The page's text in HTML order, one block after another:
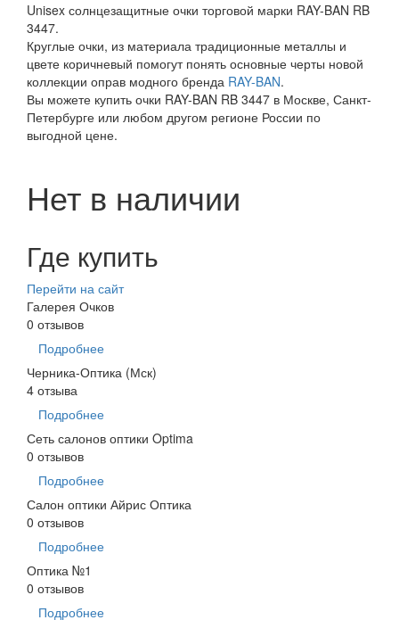
Unisex солнцезащитные очки торговой марки RAY-BAN RB
3447.
Круглые очки, из материала традиционные металлы и
цвете коричневый помогут понять основные черты новой
коллекции оправ модного бренда RAY-BAN.
Вы можете купить очки RAY-BAN RB 3447 в Москве, Санкт-
Петербурге или любом другом регионе России по
выгодной цене.
Нет в наличии
Где купить
Перейти на сайт
Галерея Очков
0 отзывов
Подробнее
Черника-Оптика (Мск)
4 отзыва
Подробнее
Сеть салонов оптики Optima
0 отзывов
Подробнее
Салон оптики Айрис Оптика
0 отзывов
Подробнее
Оптика №1
0 отзывов
Подробнее